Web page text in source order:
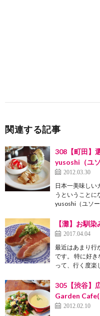
関連する記事
308【町田】
yusoshi（ユ
2012.03.30
日本一美味しい
うということに
yusoshi（ユソ
【灘】お馴
2017.04.04
最近はあまり行
です。 特に好
って、行く度楽
305【渋谷】
Garden Cafe(
2012.02.10